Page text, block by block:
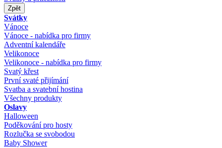
Zpět
Svátky
Vánoce
Vánoce - nabídka pro firmy
Adventní kalendáře
Velikonoce
Velikonoce - nabídka pro firmy
Svatý křest
První svaté přijímání
Svatba a svatební hostina
Všechny produkty
Oslavy
Halloween
Poděkování pro hosty
Rozlučka se svobodou
Baby Shower